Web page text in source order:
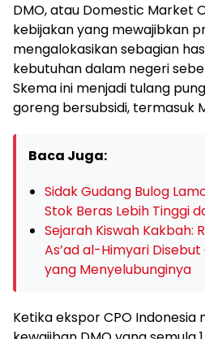
DMO, atau Domestic Market
kebijakan yang mewajibkan
mengalokasikan sebagian
kebutuhan dalam negeri
Skema ini menjadi tulang
goreng bersubsidi, termasuk
Baca Juga:
Sidak Gudang Bulog
Stok Beras Lebih Tinggi
Sejarah Kiswah Kakbah:
As’ad al-Himyari
yang Menyelubunginya
Ketika ekspor CPO Indonesia